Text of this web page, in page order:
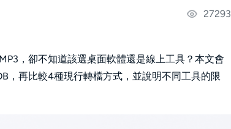
27293
，卻不知道該選桌面軟體還是線上工具？本文會
，再比較4種現行轉檔方式，並說明不同工具的限